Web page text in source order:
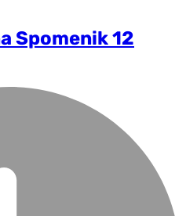
Spomenik 12